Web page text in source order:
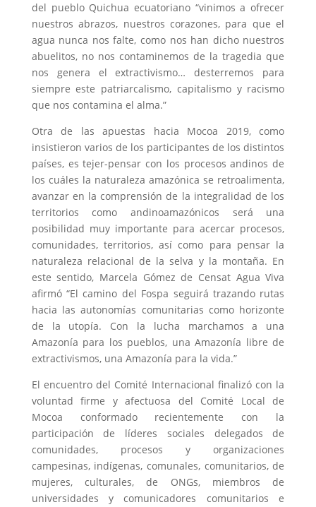
del pueblo Quichua ecuatoriano “vinimos a ofrecer
nuestros abrazos, nuestros corazones, para que el
agua nunca nos falte, como nos han dicho nuestros
abuelitos, no nos contaminemos de la tragedia que
nos genera el extractivismo… desterremos para
siempre este patriarcalismo, capitalismo y racismo
que nos contamina el alma.”
Otra de las apuestas hacia Mocoa 2019, como
insistieron varios de los participantes de los distintos
países, es tejer-pensar con los procesos andinos de
los cuáles la naturaleza amazónica se retroalimenta,
avanzar en la comprensión de la integralidad de los
territorios como andinoamazónicos será una
posibilidad muy importante para acercar procesos,
comunidades, territorios, así como para pensar la
naturaleza relacional de la selva y la montaña. En
este sentido, Marcela Gómez de Censat Agua Viva
afirmó “El camino del Fospa seguirá trazando rutas
hacia las autonomías comunitarias como horizonte
de la utopía. Con la lucha marchamos a una
Amazonía para los pueblos, una Amazonía libre de
extractivismos, una Amazonía para la vida.”
El encuentro del Comité Internacional finalizó con la
voluntad firme y afectuosa del Comité Local de
Mocoa conformado recientemente con la
participación de líderes sociales delegados de
comunidades, procesos y organizaciones
campesinas, indígenas, comunales, comunitarios, de
mujeres, culturales, de ONGs, miembros de
universidades y comunicadores comunitarios e